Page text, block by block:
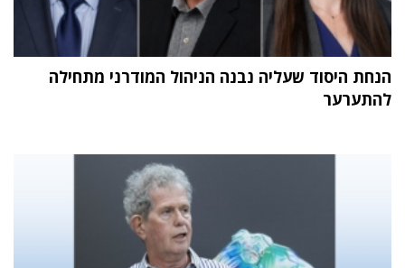
הנחת היסוד שעליה נבנה הניהול המודרני מתחילה
להתערער